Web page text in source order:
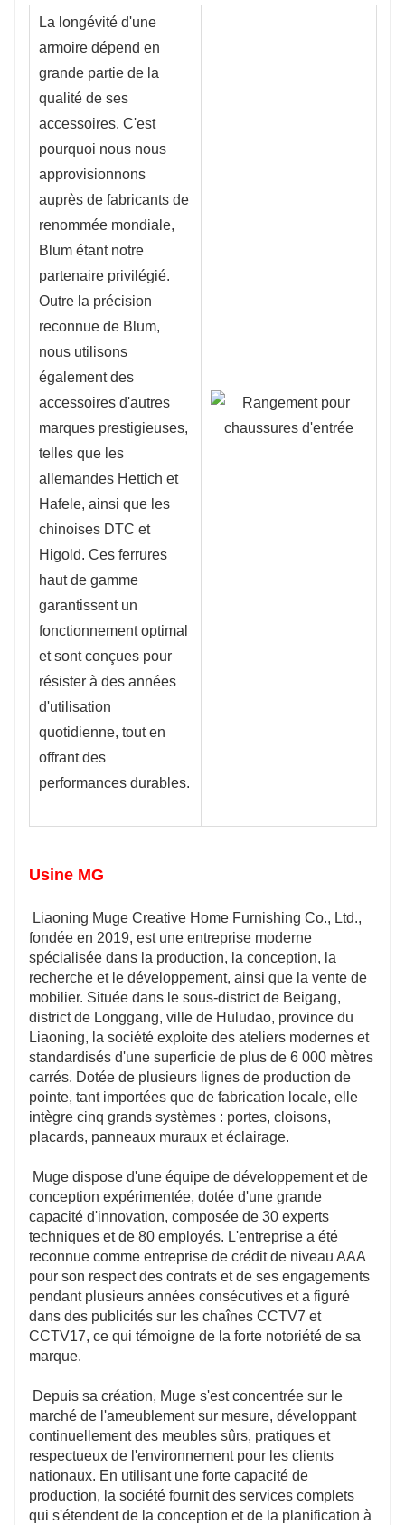
La longévité d'une
armoire dépend en
grande partie de la
qualité de ses
accessoires. C'est
pourquoi nous nous
approvisionnons
auprès de fabricants de
renommée mondiale,
Blum étant notre
partenaire privilégié.
Outre la précision
reconnue de Blum,
nous utilisons
également des
accessoires d'autres
marques prestigieuses,
telles que les
allemandes Hettich et
Hafele, ainsi que les
chinoises DTC et
Higold. Ces ferrures
haut de gamme
garantissent un
fonctionnement optimal
et sont conçues pour
résister à des années
d'utilisation
quotidienne, tout en
offrant des
performances durables.
Usine MG
fondée en 2019, est une entreprise moderne
spécialisée dans la production, la conception, la
recherche et le développement, ainsi que la vente de
mobilier. Située dans le sous-district de Beigang,
district de Longgang, ville de Huludao, province du
Liaoning, la société exploite des ateliers modernes et
standardisés d'une superficie de plus de 6 000 mètres
carrés. Dotée de plusieurs lignes de production de
pointe, tant importées que de fabrication locale, elle
intègre cinq grands systèmes : portes, cloisons,
conception expérimentée, dotée d'une grande
capacité d'innovation, composée de 30 experts
techniques et de 80 employés. L'entreprise a été
reconnue comme entreprise de crédit de niveau AAA
pour son respect des contrats et de ses engagements
pendant plusieurs années consécutives et a figuré
dans des publicités sur les chaînes CCTV7 et
CCTV17, ce qui témoigne de la forte notoriété de sa
marché de l'ameublement sur mesure, développant
continuellement des meubles sûrs, pratiques et
respectueux de l'environnement pour les clients
nationaux. En utilisant une forte capacité de
production, la société fournit des services complets
qui s'étendent de la conception et de la planification à